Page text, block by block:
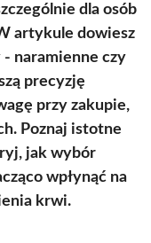
dla osób
artykule dowiesz
naramienne czy
precyzję
przy zakupie,
Poznaj istotne
jak wybór
wpłynąć na
krwi.